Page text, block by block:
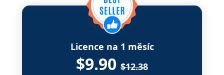
Licence na 1 měsíc
$9.90 $12.38